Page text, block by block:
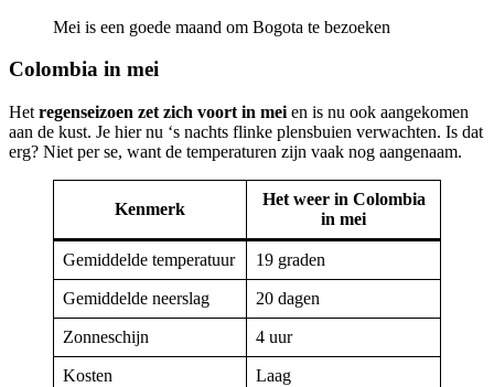
Mei is een goede maand om Bogota te bezoeken
Colombia in mei
Het regenseizoen zet zich voort in mei en is nu ook aangekomen
aan de kust. Je hier nu ‘s nachts flinke plensbuien verwachten. Is dat
erg? Niet per se, want de temperaturen zijn vaak nog aangenaam.
Kenmerk
Het weer in Colombia
in mei
Gemiddelde temperatuur 19 graden
Gemiddelde neerslag 20 dagen
Zonneschijn 4 uur
Kosten Laag